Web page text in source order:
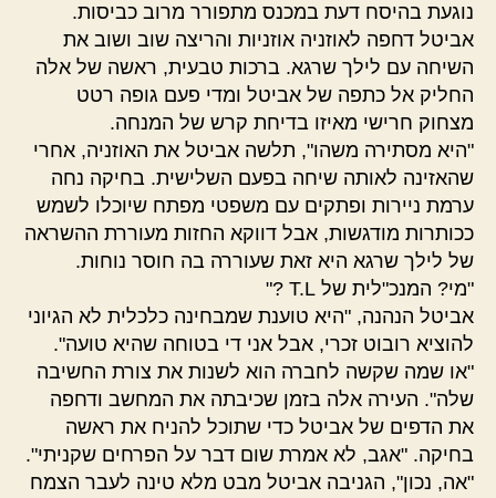
נוגעת בהיסח דעת במכנס מתפורר מרוב כביסות.
אביטל דחפה לאוזניה אוזניות והריצה שוב ושוב את
השיחה עם לילך שרגא. ברכות טבעית, ראשה של אלה
החליק אל כתפה של אביטל ומדי פעם גופה רטט
מצחוק חרישי מאיזו בדיחת קרש של המנחה.
"היא מסתירה משהו", תלשה אביטל את האוזניה, אחרי
שהאזינה לאותה שיחה בפעם השלישית. בחיקה נחה
ערמת ניירות ופתקים עם משפטי מפתח שיוכלו לשמש
ככותרות מודגשות, אבל דווקא החזות מעוררת ההשראה
של לילך שרגא היא זאת שעוררה בה חוסר נוחות.
"מי? המנכ"לית של T.L ?"
אביטל הנהנה, "היא טוענת שמבחינה כלכלית לא הגיוני
להוציא רובוט זכרי, אבל אני די בטוחה שהיא טועה".
"או שמה שקשה לחברה הוא לשנות את צורת החשיבה
שלה". העירה אלה בזמן שכיבתה את המחשב ודחפה
את הדפים של אביטל כדי שתוכל להניח את ראשה
בחיקה. "אגב, לא אמרת שום דבר על הפרחים שקניתי".
"אה, נכון", הגניבה אביטל מבט מלא טינה לעבר הצמח